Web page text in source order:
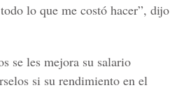
lo que me costó hacer”, dijo
se les mejora su salario
si su rendimiento en el